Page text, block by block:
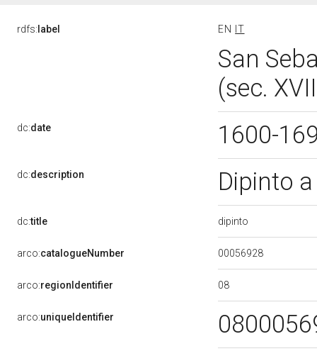
rdfs: label EN IT
San
(sec.
dc:date 1600-
dc:description Dipinto
dc:title dipinto
arco:catalogueNumber 00056928
arco:regionIdentifier 08
arco:uniqueIdentifier